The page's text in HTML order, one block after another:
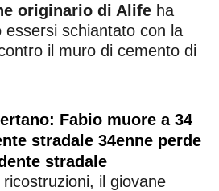
originario di Alife ha
essersi schiantato con la
il muro di cemento di
Fabio muore a 34
stradale 34enne perde
stradale
il giovane